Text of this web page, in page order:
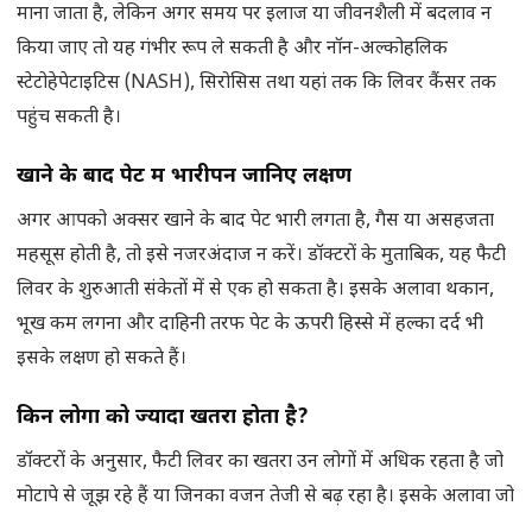
माना जाता है, लेकिन अगर समय पर इलाज या जीवनशैली में बदलाव न
किया जाए तो यह गंभीर रूप ले सकती है और नॉन-अल्कोहलिक
स्टेटोहेपेटाइटिस (NASH), सिरोसिस तथा यहां तक कि लिवर कैंसर तक
पहुंच सकती है।
खाने के बाद पेट में भारीपन जानिए लक्षण
अगर आपको अक्सर खाने के बाद पेट भारी लगता है, गैस या असहजता
महसूस होती है, तो इसे नजरअंदाज न करें। डॉक्टरों के मुताबिक, यह फैटी
लिवर के शुरुआती संकेतों में से एक हो सकता है। इसके अलावा थकान,
भूख कम लगना और दाहिनी तरफ पेट के ऊपरी हिस्से में हल्का दर्द भी
इसके लक्षण हो सकते हैं।
किन लोगों को ज्यादा खतरा होता है?
डॉक्टरों के अनुसार, फैटी लिवर का खतरा उन लोगों में अधिक रहता है जो
मोटापे से जूझ रहे हैं या जिनका वजन तेजी से बढ़ रहा है। इसके अलावा जो